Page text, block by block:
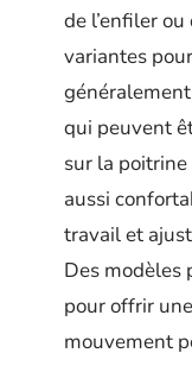
de l’enfiler
variantes
qui peuvent
sur la poitrine
aussi
travail et
Des modèles
pour offrir
mouvement